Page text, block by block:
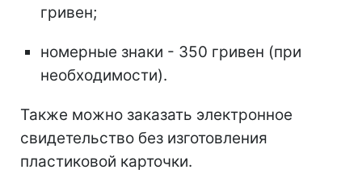
гривен;
номерные знаки - 350 гривен (при
необходимости).
Также можно заказать электронное
свидетельство без изготовления
пластиковой карточки.